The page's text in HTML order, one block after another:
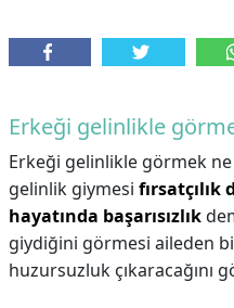
Erkeği gelinlikle
Erkeği gelinlikle görmek ne
gelinlik giymesi
hayatında başarısızlık
giydiğini görmesi aileden
huzursuzluk çıkaracağını